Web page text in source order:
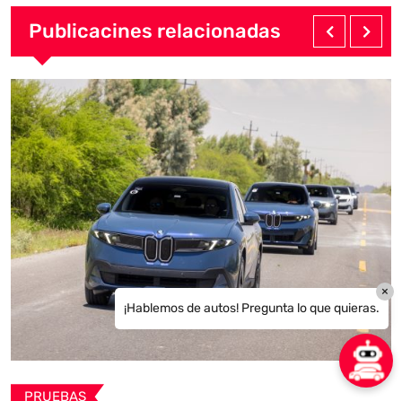
Publicacines relacionadas
¡Hablemos de autos! Pregunta lo que quieras.
×